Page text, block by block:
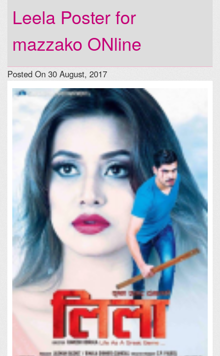
Leela Poster for
mazzako ONline
Posted On 30 August, 2017